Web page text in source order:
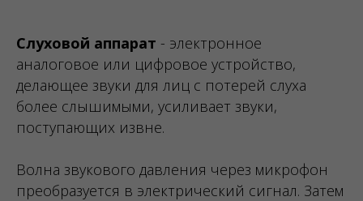
Слуховой аппарат - электронное
аналоговое или цифровое устройство,
делающее звуки для лиц с потерей слуха
более слышимыми, усиливает звуки,
поступающих извне.
Волна звукового давления через микрофон
преобразуется в электрический сигнал. Затем